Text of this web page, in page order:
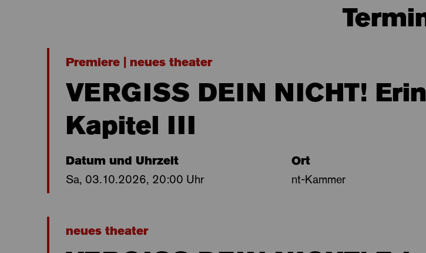
Premiere | neues theater
VERGISS DEIN NICHT!
Kapitel III
Datum und Uhrzeit
Sa, 03.10.2026, 20:00 Uhr
Ort
nt-Kammer
neues theater